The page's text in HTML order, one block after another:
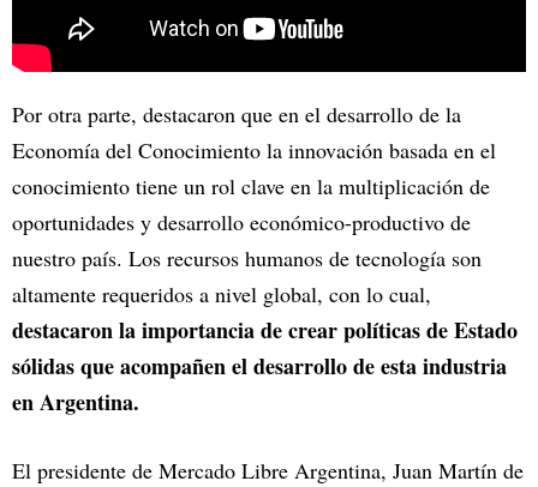
Por otra parte, destacaron que en el desarrollo de la
Economía del Conocimiento la innovación basada en el
conocimiento tiene un rol clave en la multiplicación de
oportunidades y desarrollo económico-productivo de
nuestro país. Los recursos humanos de tecnología son
altamente requeridos a nivel global, con lo cual,
destacaron la importancia de crear políticas de Estado
sólidas que acompañen el desarrollo de esta industria
en Argentina.
El presidente de Mercado Libre Argentina, Juan Martín de